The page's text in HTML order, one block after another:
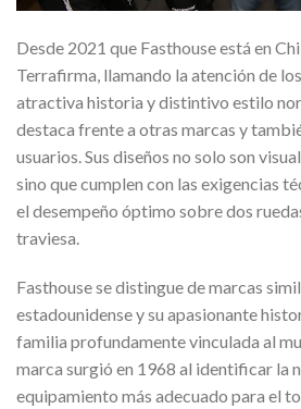
Desde 2021 que Fasthouse está en
Terrafirma, llamando la atención de
atractiva historia y distintivo estilo
destaca frente a otras marcas y
usuarios. Sus diseños no solo son
sino que cumplen con las exigencias
el desempeño óptimo sobre dos
traviesa.
Fasthouse se distingue de marcas
estadounidense y su apasionante
familia profundamente vinculada al
marca surgió en 1968 al identificar la
equipamiento más adecuado para el